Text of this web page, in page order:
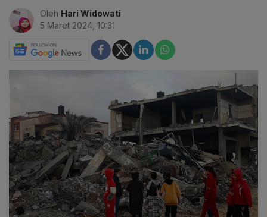
Oleh Hari Widowati
5 Maret 2024, 10:31